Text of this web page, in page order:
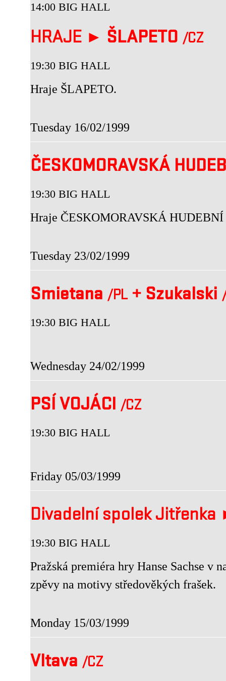
14:00 BIG HALL
HRAJE ► ŠLAPETO /CZ
19:30 BIG HALL
Hraje ŠLAPETO.
Tuesday 16/02/1999
ČESKOMORAVSKÁ
19:30 BIG HALL
Hraje ČESKOMORAVSKÁ HUDEBNÍ
Tuesday 23/02/1999
Smietana /PL + Szukalski
19:30 BIG HALL
Wednesday 24/02/1999
PSÍ VOJÁCI /CZ
19:30 BIG HALL
Friday 05/03/1999
Divadelní spolek
19:30 BIG HALL
Pražská premiéra hry Hanse Sachse v
zpěvy na motivy středověkých frašek.
Monday 15/03/1999
Vltava /CZ